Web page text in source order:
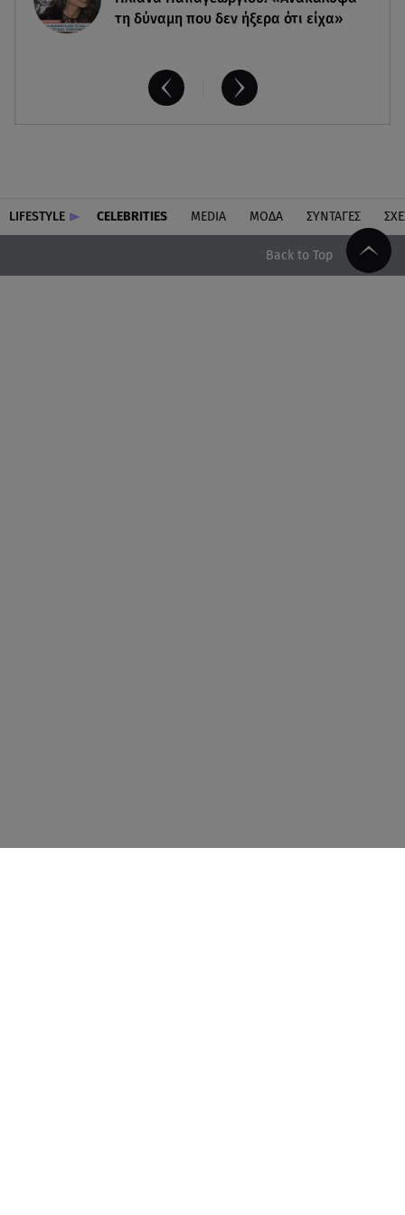
τη δύναμη που δεν ήξερα ότι είχα»
LIFESTYLE CELEBRITIES MEDIA ΜΟΔΑ ΣΥΝΤΑΓΕΣ
Back to Top